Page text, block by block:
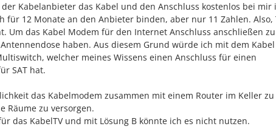
Kabelanbieter das Kabel und den Anschluss kostenlos bei mir
für 12 Monate an den Anbieter binden, aber nur 11 Zahlen. Also,
Um das Kabel Modem für den Internet Anschluss anschließen zu
haben. Aus diesem Grund würde ich mit dem Kabel
welcher meines Wissens einen Anschluss für einen
SAT hat.
das Kabelmodem zusammen mit einem Router im Keller zu
Räume zu versorgen.
das KabelTV und mit Lösung B könnte ich es nicht nutzen.